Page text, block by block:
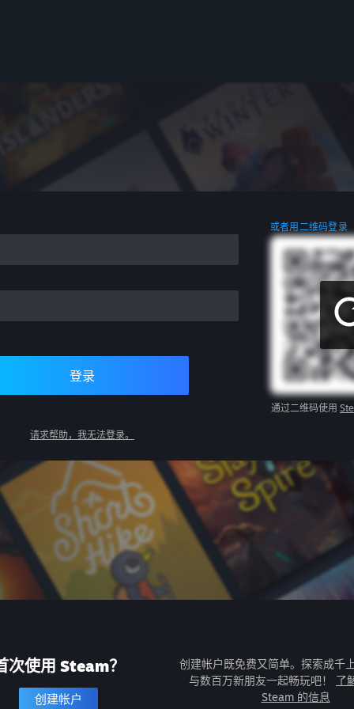
登录
请求帮助，我无法登录。
或者用二维码登录
通过二维码使用
次使用 Steam？
创建帐户
创建帐户既免费又简单。探索成千
与数百万新朋友一起畅玩吧！ 了
Steam 的信息